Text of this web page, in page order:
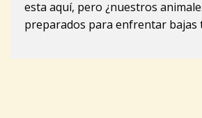
esta aquí, pero ¿nuestros
preparados para enfrentar bajas